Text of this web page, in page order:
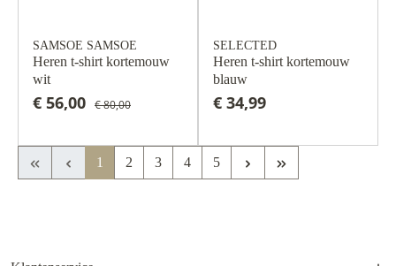
SAMSOE SAMSOE
Heren t-shirt kortemouw
wit
€ 56,00 € 80,00
SELECTED
Heren t-shirt kortemouw
blauw
€ 34,99
Eerste paginaVorige pagina
1 2 3 4 5 Volgende pagina
Laatste pagina